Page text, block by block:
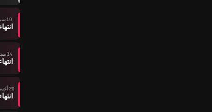
19 سبتمبر
14 سبتمبر
29 أغسطس